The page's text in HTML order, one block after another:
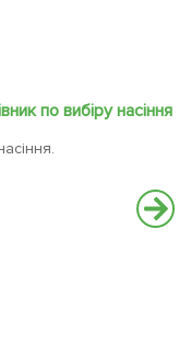
по вибіру насіння